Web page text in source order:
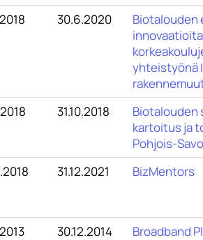
30.6.2020
Biotalouden
yhteistyönä
31.10.2018
Biotalouden
kartoitus ja
Pohjois-
31.12.2021 BizMentors
30.12.2014
Broadband